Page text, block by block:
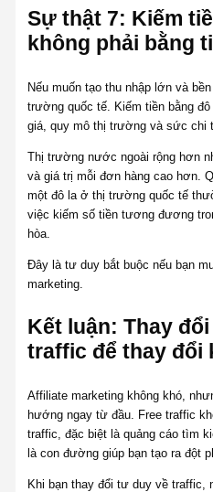
Sự thật 7: Kiếm
không phải bằng
Nếu muốn tạo thu nhập lớn và
trường quốc tế. Kiếm tiền bằng
giá, quy mô thị trường và sức chi
Thị trường nước ngoài rộng hơn
và giá trị mỗi đơn hàng cao hơn.
một đô la ở thị trường quốc tế
việc kiếm số tiền tương đương
hòa.
Đây là tư duy bắt buộc nếu bạn
marketing.
Kết luận: Thay
traffic để thay đổi
Affiliate marketing không khó,
hướng ngay từ đầu. Free traffic
traffic, đặc biệt là quảng cáo tìm
là con đường giúp bạn tạo ra đột
Khi bạn thay đổi tư duy về traffic,